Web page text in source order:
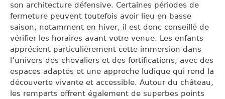
son architecture défensive. Certaines périodes de
fermeture peuvent toutefois avoir lieu en basse
saison, notamment en hiver, il est donc conseillé de
vérifier les horaires avant votre venue. Les enfants
apprécient particulièrement cette immersion dans
l’univers des chevaliers et des fortifications, avec des
espaces adaptés et une approche ludique qui rend la
découverte vivante et accessible. Autour du château,
les remparts offrent également de superbes points